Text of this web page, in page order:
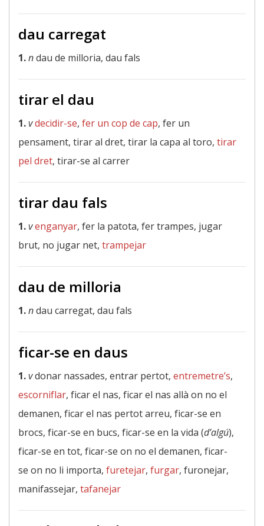
dau carregat
1.ndau de milloria, dau fals
tirar el dau
1.vdecidir-se, fer un cop de cap, fer un
pensament, tirar al dret, tirar la capa al toro, tirar
pel dret, tirar-se al carrer
tirar dau fals
1.venganyar, fer la patota, fer trampes, jugar
brut, no jugar net, trampejar
dau de milloria
1.ndau carregat, dau fals
ficar-se en daus
1.vdonar nassades, entrar pertot, entremetre’s,
escorniflar, ficar el nas, ficar el nas allà on no el
demanen, ficar el nas pertot arreu, ficar-se en
brocs, ficar-se en bucs, ficar-se en la vida (d’algú),
ficar-se en tot, ficar-se on no el demanen, ficar-
se on no li importa, furetejar, furgar, furonejar,
manifassejar, tafanejar